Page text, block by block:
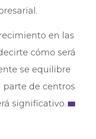
en las
cómo será
se equilibre
parte de centros
significativo.